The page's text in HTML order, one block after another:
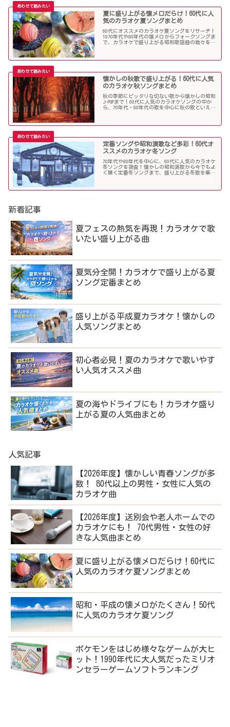
夏に盛り上がる懐メロだらけ！60代に人
気のカラオケ夏ソングまとめ
60代にオススメのカラオケ夏ソングをリサーチ！
1970年代や80年代の懐メロからフォークソングま
で、カラオケで盛り上がる昭和歌謡曲の数々を取
懐かしの秋歌で盛り上がる！60代に人気
のカラオケ秋ソングまとめ
秋の季節にピッタリな切ない歌から懐かしの昭和
J-POPまで！60代に人気のカラオケソングの中か
ら、70年代・80年代の歌を中心に秋の歌といえば
定番ソングや昭和演歌など多彩！60代オ
ススメのカラオケ冬ソング
70年代や80年代を中心に、60代に人気のカラオケ
冬ソングを調査！懐かしの昭和演歌から今でもよ
く聴く定番冬ソングまで、盛り上がる冬歌を集め
新着記事
夏フェスの熱気を再現！カラオケで歌
いたい盛り上がる曲
夏気分全開！カラオケで盛り上がる夏
ソング定番まとめ
盛り上がる平成夏カラオケ！懐かしの
人気ソングまとめ
初心者必見！夏のカラオケで歌いやす
い人気オススメ曲
夏の海やドライブにも！カラオケ盛り
上がる夏の人気曲まとめ
人気記事
【2026年度】懐かしい青春ソングが多
数！ 80代以上の男性・女性に人気の
カラオケ曲
【2026年度】送別会や老人ホームでの
カラオケにも！ 70代男性・女性の好
きな人気曲まとめ
夏に盛り上がる懐メロだらけ！60代に
人気のカラオケ夏ソングまとめ
昭和・平成の懐メロがたくさん！50代
に人気のカラオケ夏ソング
ポケモンをはじめ様々なゲームが大ヒ
ット！1990年代に大人気だったミリオ
ンセラーゲームソフトランキング